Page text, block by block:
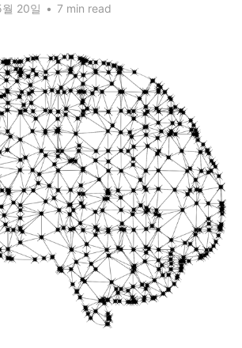
20일 • 7 min read